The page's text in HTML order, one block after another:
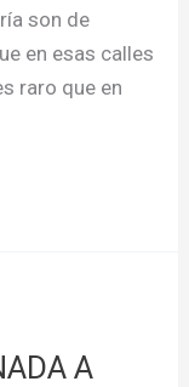
son de
en esas calles
raro que en
A